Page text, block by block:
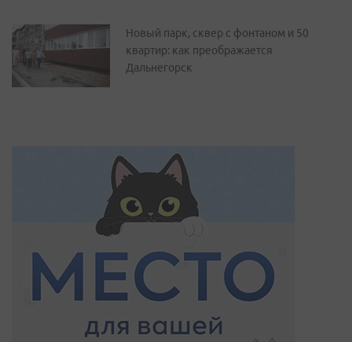
Новый парк, сквер с фонтаном и 50
квартир: как преображается
Дальнегорск